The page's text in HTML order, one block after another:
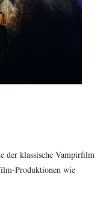
der klassische Vampirfilm
Produktionen wie